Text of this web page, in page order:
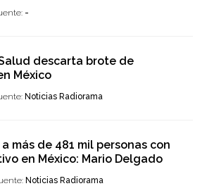
-
descarta brote de
México
Noticias Radiorama
más de 481 mil personas con
en México: Mario Delgado
Noticias Radiorama